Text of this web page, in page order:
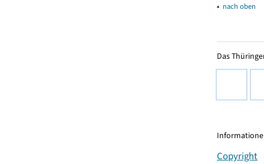
▴ nach oben
Das
Copyright